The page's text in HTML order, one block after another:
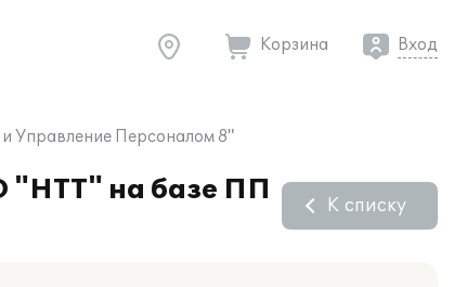
Корзина Вход
Управление Персоналом 8"
"НТТ" на базе ПП
К списку